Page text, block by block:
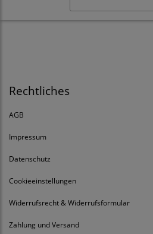
Rechtliches
AGB
Impressum
Datenschutz
Cookieeinstellungen
Widerrufsrecht & Widerrufsformular
Zahlung und Versand